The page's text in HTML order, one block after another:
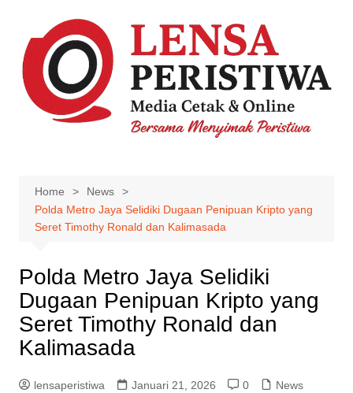
content
Home
News
Polda Metro Jaya Selidiki Dugaan Penipuan Kripto yang
Seret Timothy Ronald dan Kalimasada
Polda Metro Jaya Selidiki
Dugaan Penipuan Kripto yang
Seret Timothy Ronald dan
Kalimasada
lensaperistiwa Januari 21, 2026 0 News